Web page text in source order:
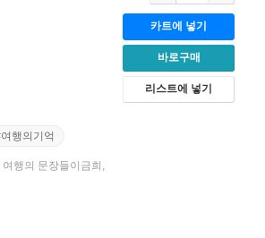
행의기억
행의 문장들이금희,
카트에 넣기
바로구매
리스트에 넣기